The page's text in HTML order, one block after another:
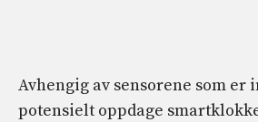
Avhengig av sensorene som er
potensielt oppdage